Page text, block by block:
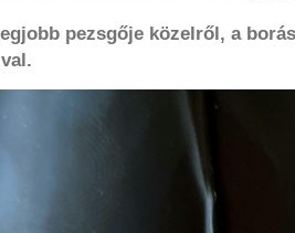
pezsgője közelről, a